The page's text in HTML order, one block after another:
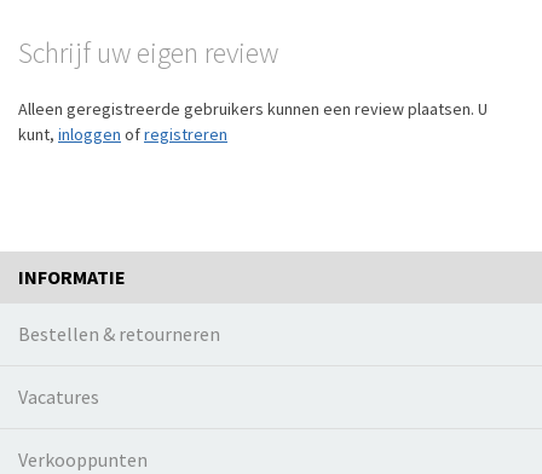
Schrijf uw eigen review
Alleen geregistreerde gebruikers kunnen een review plaatsen. U
kunt, inloggen ofregistreren
INFORMATIE
Bestellen & retourneren
Vacatures
Verkooppunten